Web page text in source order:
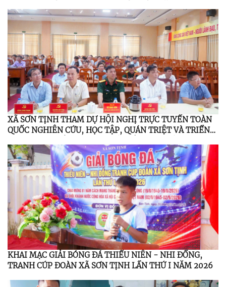
XÃ SƠN TỊNH THAM DỰ HỘI NGHỊ TRỰC TUYẾN TOÀN
QUỐC NGHIÊN CỨU, HỌC TẬP, QUÁN TRIỆT VÀ TRIỂN
BAN CHẤP HÀNH TRUNG ƯƠNG ĐẢNG KHÓA XIV
KHAI MẠC GIẢI BÓNG ĐÁ THIẾU NIÊN - NHI ĐỒNG,
TRANH CÚP ĐOÀN XÃ SƠN TỊNH LẦN THỨ I NĂM 2026